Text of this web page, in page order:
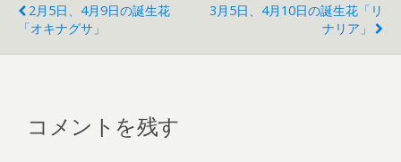
2月5日、4月9日の誕生花
「オキナグサ」
3月5日、4月10日の誕生花「リ
ナリア」
コメントを残す